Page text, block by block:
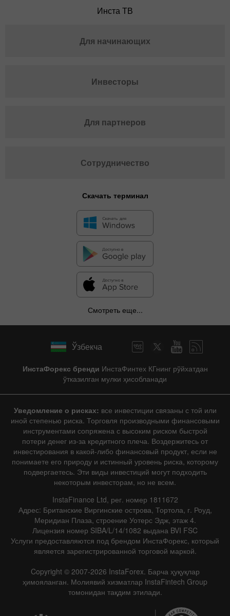
Инста ТВ
Для начинающих
Инвесторы
Для партнеров
Сотрудничество
Скачать терминал
Смотреть еще...
Ўзбекча
ИнстаФорекс бренди ИнстаФинтех КГнинг рўйхатдан
ўтказилган мулки ҳисобланади
Уведомление о рисках: все инвестиции связаны с той или
иной степенью риска. Торговля производными финансовыми
инструментами сопряжена с высоким риском быстрой
потери денег из-за кредитного плеча. Воздержитесь от
инвестирования в какой-либо финансовый продукт, если не
понимаете его природу и истинный уровень риска, которому
подвергаетесь. Эти виды инвестиций могут подходить
некоторым инвесторам, но не всем.
InstaFinance Ltd, рег. номер 1811672
Адрес: Британские Виргинские острова, Тортола, г. Роуд,
Меридиан Плаза, строение Уотерс Эдж, этаж 4.
Лицензия номер SIBA/L/14/1082 выдана BVI FSC
Услуги предоставляются под брендом ИнстаФорекс, который
является зарегистрированной торговой маркой.
Copyright © 2007-2026 InstaForex. Барча ҳуқуқлар
ҳимояланган. Молиявий хизматлар InstaFintech Group
томонидан тақдим этилади.